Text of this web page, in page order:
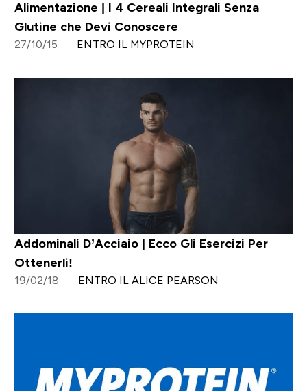
Alimentazione | I 4 Cereali Integrali Senza
Glutine che Devi Conoscere
27/10/15 ENTRO IL MYPROTEIN
Addominali D’Acciaio | Ecco Gli Esercizi Per
Ottenerli!
19/02/18 ENTRO IL ALICE PEARSON